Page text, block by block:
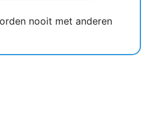
nooit met anderen